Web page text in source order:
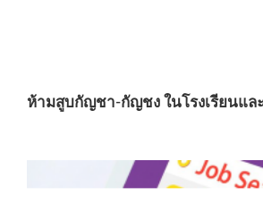
ห้ามสูบกัญชา-กัญชง ในโรงเรียนแล